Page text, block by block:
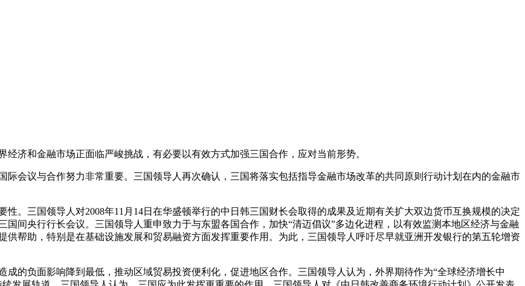
和金融市场正面临严峻挑战，有必要以有效方式加强三国合作，应对当前形势。
议与合作努力非常重要。三国领导人再次确认，三国将落实包括指导金融市场改革的共同原则行动计划在内的金融市
三国领导人对2008年11月14日在华盛顿举行的中日韩三国财长会取得的成果及近期有关扩大双边货币互换规模的决定
国间央行行长会议。三国领导人重申致力于与东盟各国合作，加快“清迈倡议”多边化进程，以有效监测本地区经济与金融
帮助，特别是在基础设施发展和贸易融资方面发挥重要作用。为此，三国领导人呼吁尽早就亚洲开发银行的第五轮增资
负面影响降到最低，推动区域贸易投资便利化，促进地区合作。三国领导人认为，外界期待作为“全球经济增长中